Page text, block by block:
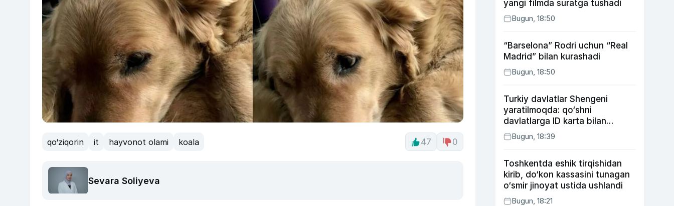
qo‘ziqorin it hayvonot olami koala 47 0
Sevara Soliyeva
yangi filmda suratga tushadi
Bugun, 18:50
“Barselona” Rodri uchun “Real
Madrid” bilan kurashadi
Bugun, 18:50
Turkiy davlatlar Shengeni
yaratilmoqda: qo‘shni
davlatlarga ID karta bilan
boriladi
Bugun, 18:39
Toshkentda eshik tirqishidan
kirib, do‘kon kassasini tunagan
o‘smir jinoyat ustida ushlandi
Bugun, 18:21